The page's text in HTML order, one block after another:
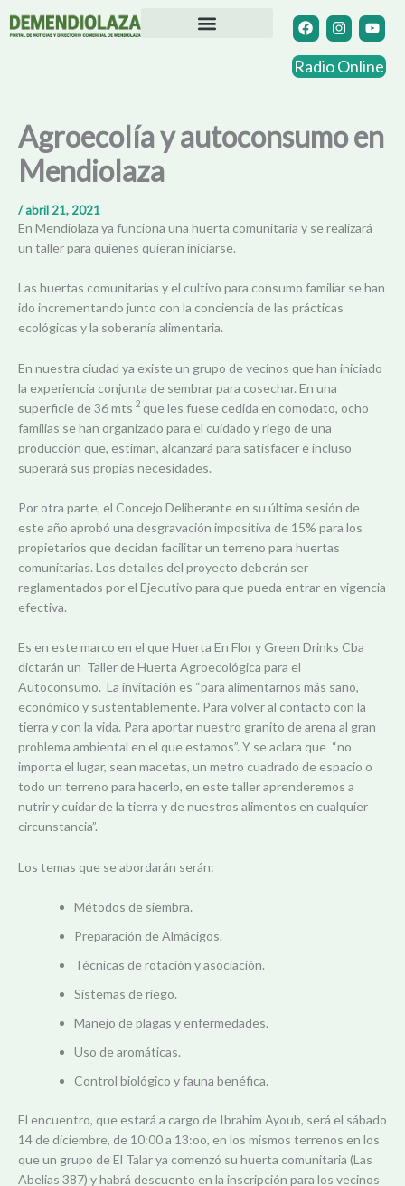
F
a
c
e
b
I
n
s
t
a
m
Y
o
u
t
u
Radio Online
Agroecolía y autoconsumo en
Mendiolaza
/abril 21, 2021
En Mendiolaza ya funciona una huerta comunitaria y se realizará
un taller para quienes quieran iniciarse.
Las huertas comunitarias y el cultivo para consumo familiar se han
ido incrementando junto con la conciencia de las prácticas
ecológicas y la soberanía alimentaria.
En nuestra ciudad ya existe un grupo de vecinos que han iniciado
la experiencia conjunta de sembrar para cosechar. En una
superficie de 36 mts 2 que les fuese cedida en comodato, ocho
familias se han organizado para el cuidado y riego de una
producción que, estiman, alcanzará para satisfacer e incluso
superará sus propias necesidades.
Por otra parte, el Concejo Deliberante en su última sesión de
este año aprobó una desgravación impositiva de 15% para los
propietarios que decidan facilitar un terreno para huertas
comunitarias. Los detalles del proyecto deberán ser
reglamentados por el Ejecutivo para que pueda entrar en vigencia
efectiva.
Es en este marco en el que Huerta En Flor y Green Drinks Cba
dictarán un Taller de Huerta Agroecológica para el
Autoconsumo. La invitación es “para alimentarnos más sano,
económico y sustentablemente. Para volver al contacto con la
tierra y con la vida. Para aportar nuestro granito de arena al gran
problema ambiental en el que estamos”. Y se aclara que “no
importa el lugar, sean macetas, un metro cuadrado de espacio o
todo un terreno para hacerlo, en este taller aprenderemos a
nutrir y cuidar de la tierra y de nuestros alimentos en cualquier
circunstancia”.
Los temas que se abordarán serán:
Métodos de siembra.
Preparación de Almácigos.
Técnicas de rotación y asociación.
Sistemas de riego.
Manejo de plagas y enfermedades.
Uso de aromáticas.
Control biológico y fauna benéfica.
El encuentro, que estará a cargo de Ibrahim Ayoub, será el sábado
14 de diciembre, de 10:00 a 13:oo, en los mismos terrenos en los
que un grupo de El Talar ya comenzó su huerta comunitaria (Las
Abelias 387) y habrá descuento en la inscripción para los vecinos